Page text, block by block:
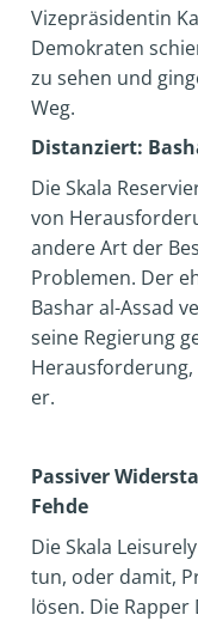
Vizepräsidentin
Demokraten
zu sehen und
Weg.
Distanziert:
Die Skala
von
andere Art der
Problemen. Der
Bashar al-Assad
seine Regierung
er.
Passiver
Fehde
Die Skala
tun, oder damit,
lösen. Die